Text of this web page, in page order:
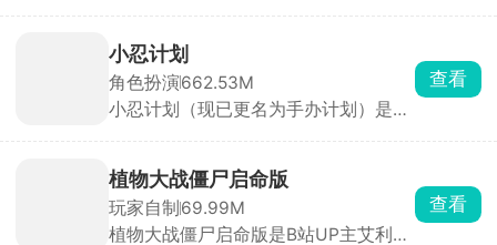
身蜘蛛融合者，拥有发射蛛丝、攀爬跳
跃、粘墙疾驰等全方位蜘蛛能力，在城
市中自由穿梭于不同时空。你可以行侠
仗义打击罪犯，也可以开直播展示英雄
小忍计划
角色扮演662.53M
小忍计划（现已更名为手办计划）是一
少女小忍刻画得生动形象，多样的地图
场景搭配随场景变化的音效，带来别具
一格的体验。它集养成、互动和冒险于
一体，操作简单易上手，打破传统恋爱
查看
植物大战僵尸启命版
玩家自制69.99M
植物大战僵尸启命版是B站UP主艾利斯
查看